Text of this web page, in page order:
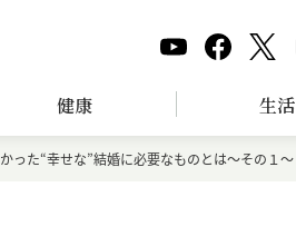
健康 生活
った“幸せな”結婚に必要なものとは～その１～